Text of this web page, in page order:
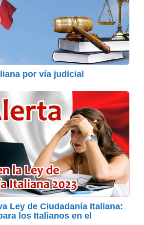
por vía judicial
Ley de Ciudadanía Italiana:
los Italianos en el